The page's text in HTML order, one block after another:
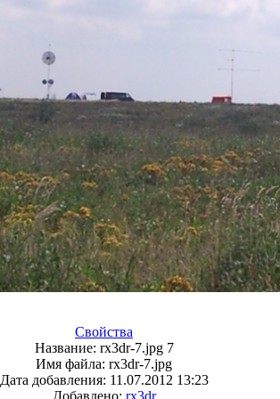
Свойства
Название: rx3dr-7.jpg 7
Имя файла: rx3dr-7.jpg
Дата добавления: 11.07.2012 13:23